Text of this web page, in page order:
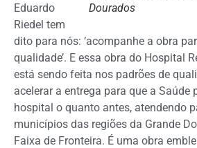
Dourados
Eduardo
Riedel tem
dito para nós: ‘acompanhe a obra
qualidade’. E essa obra do Hospital
está sendo feita nos padrões de
acelerar a entrega para que a Saúde
hospital o quanto antes, atendendo
municípios das regiões da Grande
Faixa de Fronteira. É uma obra